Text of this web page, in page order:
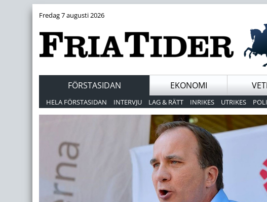
Fredag 7 augusti 2026
FÖRSTASIDAN EKONOMI
HELA FÖRSTASIDAN INTERVJU LAG & RÄTT INRIKES UTRIKES